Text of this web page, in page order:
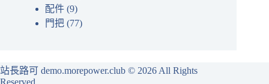
配件 (9)
門把 (77)
站長路可 demo.morepower.club © 2026 All Rights
Reserved.